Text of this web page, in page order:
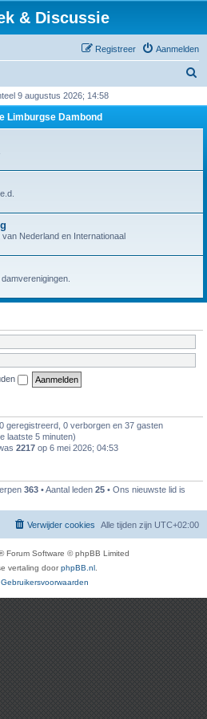
& Discussie
Aanmelden
Registreer
k
9 augustus 2026; 14:58
Limburgse Dambond
Nederland en Internationaal
geregistreerd, 0 verborgen en 37 gasten
laatste 5 minuten)
2217 op 6 mei 2026; 04:53
363 • Aantal leden 25 • Ons nieuwste lid is
Alle tijden zijn UTC+02:00
Verwijder cookies
Forum Software © phpBB Limited
vertaling doorphpBB.nl
Gebruikersvoorwaarden